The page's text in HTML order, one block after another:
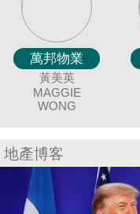
萬邦物業
聶美玲
MAY NIP
萬邦物業
唐英霞
DEBBIE TONG
萬邦物業
冼嘉臻
BORIS SIN
萬邦物業
廖細鳳
SISI LIAO
萬邦物業
黃美英
MAGGIE
WONG
地產博客